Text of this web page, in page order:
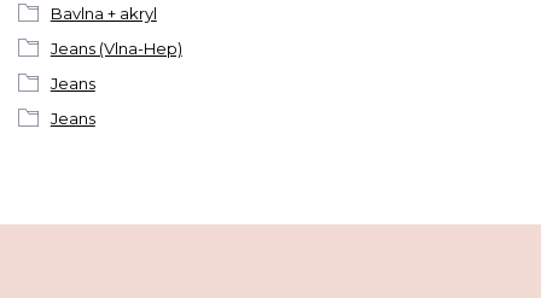
Bavlna + akryl
Jeans (Vlna-Hep)
Jeans
Jeans